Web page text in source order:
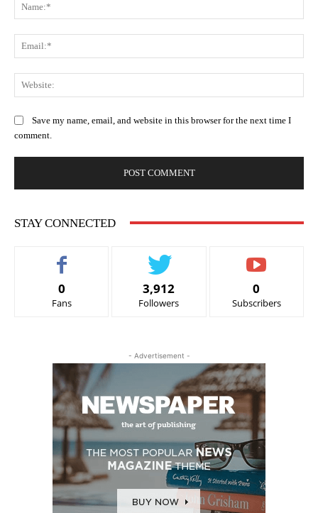
Save my name, email, and website in this browser for the next time I
comment.
STAY CONNECTED
0
Fans
3,912
Followers
0
Subscribers
- Advertisement -